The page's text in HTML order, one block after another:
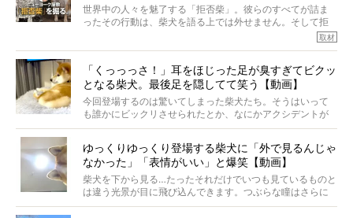
※画像はすべてイメージです
※この記事は個人の感想であり、効果・効能を示すものではありません
世界中の人々を魅了する「拒否柴」。彼らのすべてが詰ま
ったその行動は、柴犬を語る上では外せません。そして拒
否柴がここまで話題になるのは、“映える”ことも理由のひと
がるのでしょうか。
最近版画製作を始めた、お笑いコンビ「ニューヨーク」の
屋敷裕政さんに、拒否柴を掘っていただきました！ イン
タビューと合わせてご覧ください。
取材
「くっっっさ！」耳をほじった足が臭すぎてビクッ
となる柴犬。最後足を隠してて笑う【動画】
今回登場するのは驚いてしまった柴犬たち。そうはいって
も誰かにビックリさせられたとか、なにかアクシデントが
起きたとか、そういうことが原因ではありません。全ての
ゆっくりゆっくり登場する柴犬に「外で見るんじゃ
なかった」「表情がいい」と爆笑【動画】
柴犬を下から見る…たったそれだけでいつも見ているものと
は違う光景が目に飛び込んできます。つぶらな瞳はさらに
つぶらに見え、モフモフのお顔はさらにモフモフに見えま